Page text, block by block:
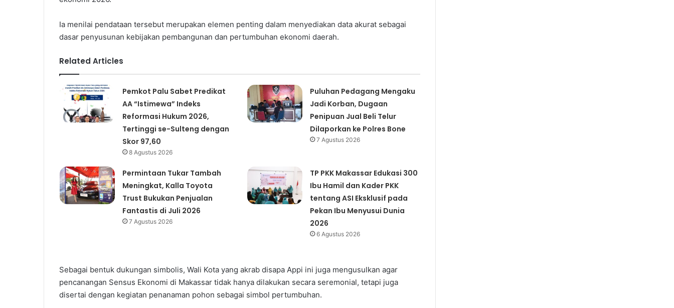
Ia menilai pendataan tersebut merupakan elemen penting dalam menyediakan data akurat sebagai
dasar penyusunan kebijakan pembangunan dan pertumbuhan ekonomi daerah.
Related Articles
Pemkot Palu Sabet Predikat
AA “Istimewa” Indeks
Reformasi Hukum 2026,
Tertinggi se-Sulteng dengan
Skor 97,60
8 Agustus 2026
Puluhan Pedagang Mengaku
Jadi Korban, Dugaan
Penipuan Jual Beli Telur
Dilaporkan ke Polres Bone
7 Agustus 2026
Permintaan Tukar Tambah
Meningkat, Kalla Toyota
Trust Bukukan Penjualan
Fantastis di Juli 2026
7 Agustus 2026
TP PKK Makassar Edukasi 300
Ibu Hamil dan Kader PKK
tentang ASI Eksklusif pada
Pekan Ibu Menyusui Dunia
2026
6 Agustus 2026
Sebagai bentuk dukungan simbolis, Wali Kota yang akrab disapa Appi ini juga mengusulkan agar
pencanangan Sensus Ekonomi di Makassar tidak hanya dilakukan secara seremonial, tetapi juga
disertai dengan kegiatan penanaman pohon sebagai simbol pertumbuhan.